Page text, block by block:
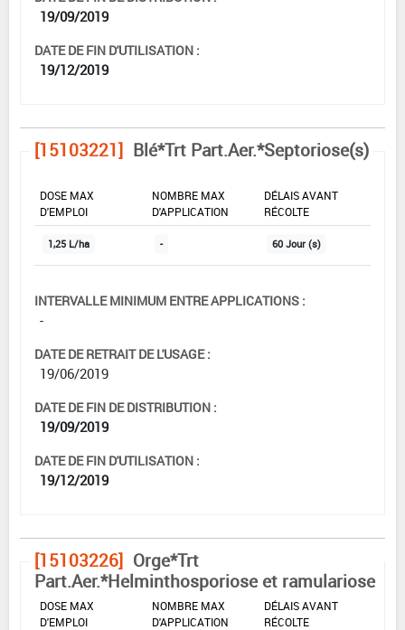
19/09/2019
DATE DE FIN D'UTILISATION :
19/12/2019
[15103221] Blé*Trt Part.Aer.*Septoriose(s)
DOSE MAX
D'EMPLOI
NOMBRE MAX
D'APPLICATION
DÉLAIS AVANT
RÉCOLTE
1,25 L/ha - 60 Jour (s)
INTERVALLE MINIMUM ENTRE APPLICATIONS :
-
DATE DE RETRAIT DE L'USAGE :
19/06/2019
DATE DE FIN DE DISTRIBUTION :
19/09/2019
DATE DE FIN D'UTILISATION :
19/12/2019
[15103226] Orge*Trt
Part.Aer.*Helminthosporiose et ramulariose
DOSE MAX
D'EMPLOI
NOMBRE MAX
D'APPLICATION
DÉLAIS AVANT
RÉCOLTE